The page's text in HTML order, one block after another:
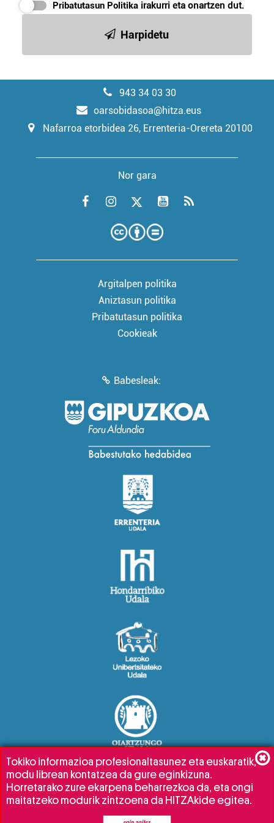
Pribatutasun Politika irakurri eta onartzen dut.
Harpidetu
943 34 03 30
oarsobidasoa@hitza.eus
Nafarroa etorbidea 26, Errenteria-Orereta 20100
Nor gara
Argitalpen politika
Aniztasun politika
Pribatutasun politika
Cookieak
Babesleak:
Tokiko informazioa profesionaltasunez eta euskaratik,
modu librean kontatzea da gure eginkizuna.
Horretarako zure ekarpena beharrezkoa da, eta ongi
maitatzeko modurik zintzoena da HITZAkide egitea.